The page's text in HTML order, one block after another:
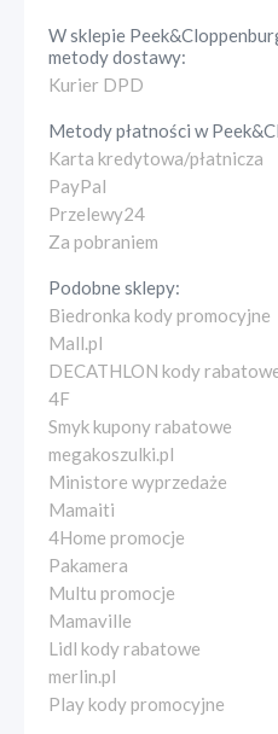
W sklepie
metody dostawy:
Kurier DPD
Metody płatności w
Karta kredytowa/płatnicza
PayPal
Przelewy24
Za pobraniem
Podobne sklepy:
Biedronka kody promocyjne
Mall.pl
DECATHLON kody
4F
Smyk kupony rabatowe
megakoszulki.pl
Ministore wyprzedaże
Mamaiti
4Home promocje
Pakamera
Multu promocje
Mamaville
Lidl kody rabatowe
merlin.pl
Play kody promocyjne